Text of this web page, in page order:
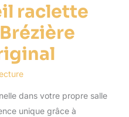
raclette
dans votre propre salle
unique grâce à